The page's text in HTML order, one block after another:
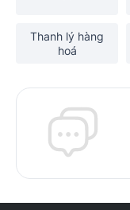
Thanh lý hàng
hoá